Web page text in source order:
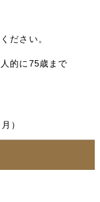
ださい。
的に75歳まで
）